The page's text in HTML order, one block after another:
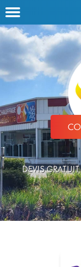
DEVIS